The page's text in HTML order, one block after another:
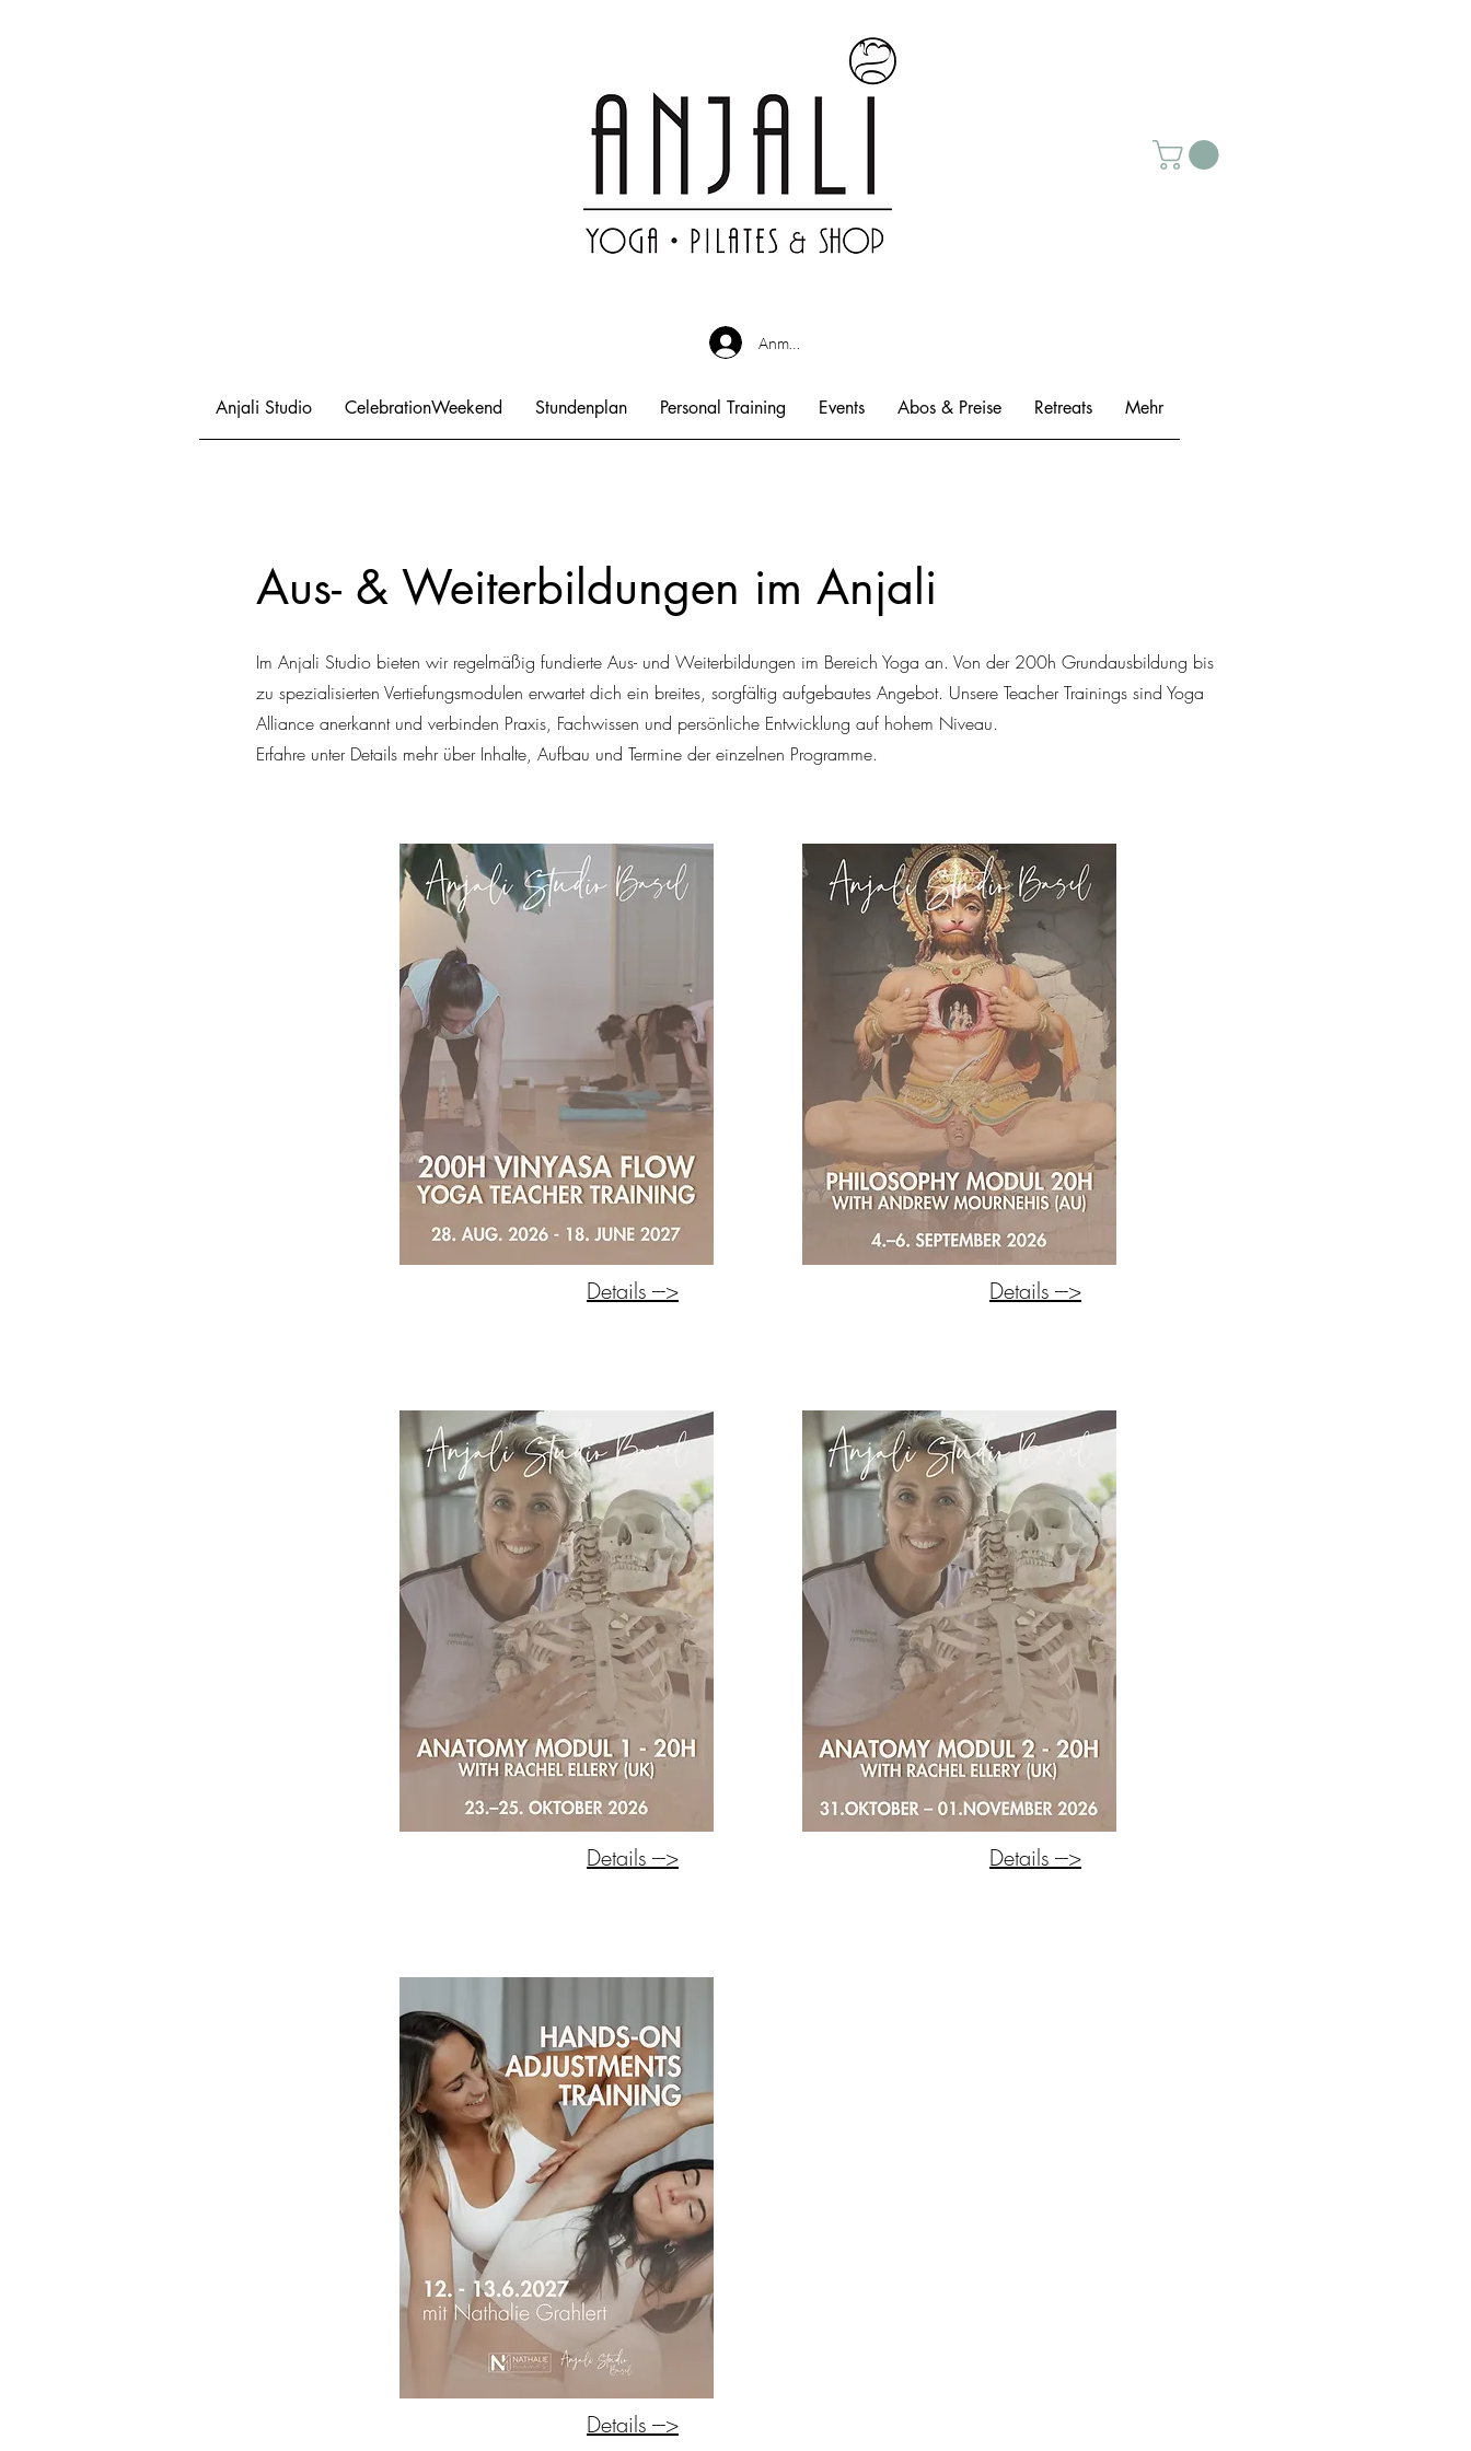
Anmelden
Anjali Studio CelebrationWeekend Stundenplan Personal Training Events Abos & Preise Retreats Mehr
Aus- & Weiterbildungen im Anjali
Im Anjali Studio bieten wir regelmäßig fundierte Aus- und Weiterbildungen im Bereich Yoga an. Von der 200h Grundausbildung bis
zu spezialisierten Vertiefungsmodulen erwartet dich ein breites, sorgfältig aufgebautes Angebot. Unsere Teacher Trainings sind Yoga
Alliance anerkannt und verbinden Praxis, Fachwissen und persönliche Entwicklung auf hohem Niveau.
Erfahre unter Details mehr über Inhalte, Aufbau und Termine der einzelnen Programme.
Details --->
Details --->
Details --->
Details --->
Details --->